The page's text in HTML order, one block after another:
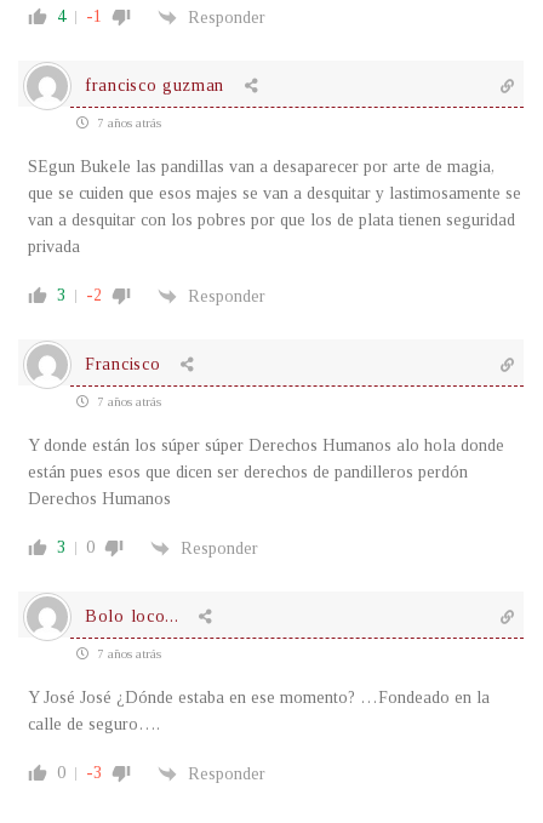
4 -1 Responder
francisco guzman
7 años atrás
SEgun Bukele las pandillas van a desaparecer por arte de magia,
que se cuiden que esos majes se van a desquitar y lastimosamente se
van a desquitar con los pobres por que los de plata tienen seguridad
privada
3 -2 Responder
Francisco
7 años atrás
Y donde están los súper súper Derechos Humanos alo hola donde
están pues esos que dicen ser derechos de pandilleros perdón
Derechos Humanos
3 0 Responder
Bolo loco...
7 años atrás
Y José José ¿Dónde estaba en ese momento? …Fondeado en la
calle de seguro….
0 -3 Responder